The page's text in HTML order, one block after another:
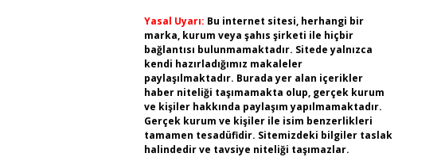
Yasal Uyarı: Bu internet sitesi, herhangi bir
marka, kurum veya şahıs şirketi ile hiçbir
bağlantısı bulunmamaktadır. Sitede yalnızca
kendi hazırladığımız makaleler
paylaşılmaktadır. Burada yer alan içerikler
haber niteliği taşımamakta olup, gerçek kurum
ve kişiler hakkında paylaşım yapılmamaktadır.
Gerçek kurum ve kişiler ile isim benzerlikleri
tamamen tesadüfidir. Sitemizdeki bilgiler taslak
halindedir ve tavsiye niteliği taşımazlar.